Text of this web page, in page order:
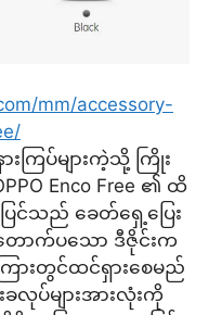
mm/accessory-
းကြပ်များကဲ့သို့ ကြိုး
Enco Free ၏ ထိ
ြင်သည် ခေတ်ရှေ့ပြေး
ောက်ပသော ဒီဇိုင်းက
ြားတွင်ထင်ရှားစေမည်
လုပ်များအားလုံးကို